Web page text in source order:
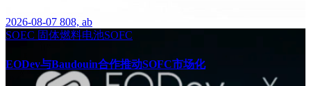
2026-08-07 808, ab
SOEC 固体燃料电池SOFC
EODev与Baudouin合作推动SOFC市场化